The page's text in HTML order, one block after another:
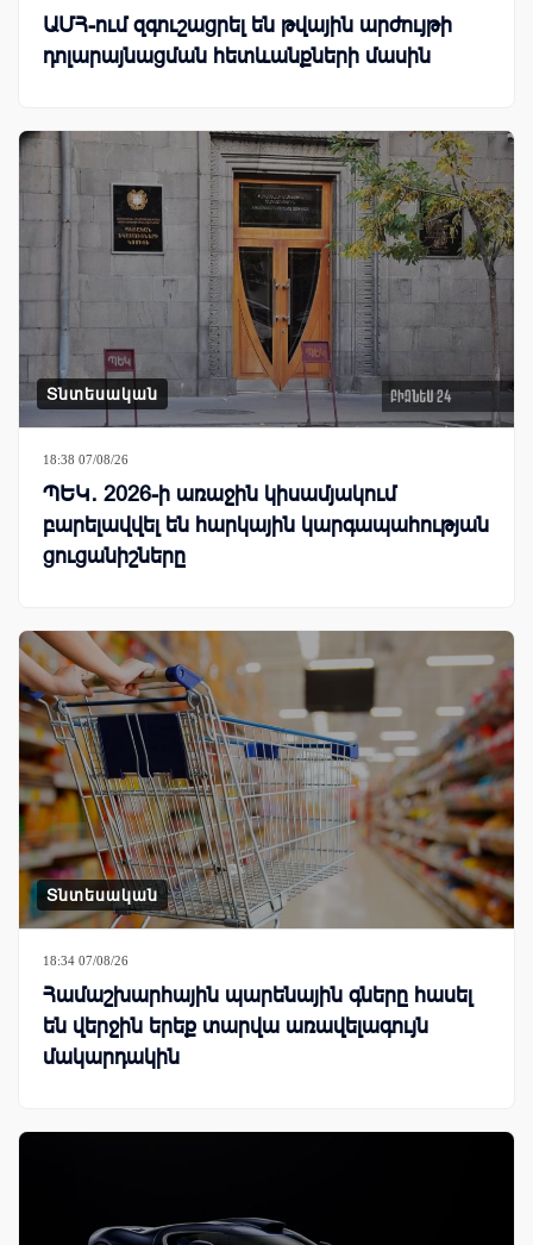
ԱՄՀ-ում զգուշացրել են թվային արժույթի
դոլարայնացման հետևանքների մասին
Տնտեսական
18:38 07/08/26
ՊԵԿ․ 2026-ի առաջին կիսամյակում
բարելավվել են հարկային կարգապահության
ցուցանիշները
Տնտեսական
18:34 07/08/26
Համաշխարհային պարենային գները հասել
են վերջին երեք տարվա առավելագույն
մակարդակին